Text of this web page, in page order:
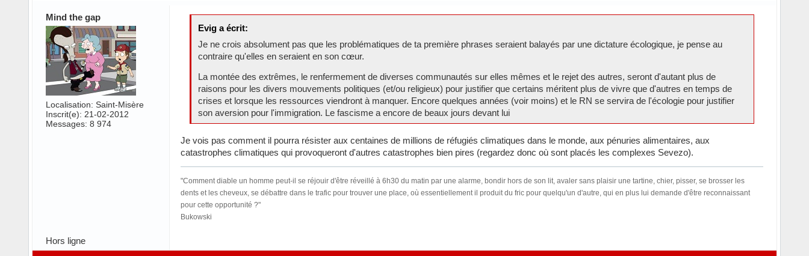
Mind the gap
Localisation: Saint-Misère
Inscrit(e): 21-02-2012
Messages: 8 974
Evig a écrit:
Je ne crois absolument pas que les problématiques de ta première phrases seraient balayés par une dictature écologique, je pense au
contraire qu'elles en seraient en son cœur.
La montée des extrêmes, le renfermement de diverses communautés sur elles mêmes et le rejet des autres, seront d'autant plus de
raisons pour les divers mouvements politiques (et/ou religieux) pour justifier que certains méritent plus de vivre que d'autres en temps de
crises et lorsque les ressources viendront à manquer. Encore quelques années (voir moins) et le RN se servira de l'écologie pour justifier
son aversion pour l'immigration. Le fascisme a encore de beaux jours devant lui
Je vois pas comment il pourra résister aux centaines de millions de réfugiés climatiques dans le monde, aux pénuries alimentaires, aux
catastrophes climatiques qui provoqueront d'autres catastrophes bien pires (regardez donc où sont placés les complexes Sevezo).
"Comment diable un homme peut-il se réjouir d'être réveillé à 6h30 du matin par une alarme, bondir hors de son lit, avaler sans plaisir une tartine, chier, pisser, se brosser les
dents et les cheveux, se débattre dans le trafic pour trouver une place, où essentiellement il produit du fric pour quelqu'un d'autre, qui en plus lui demande d'être reconnaissant
pour cette opportunité ?"
Bukowski
Hors ligne